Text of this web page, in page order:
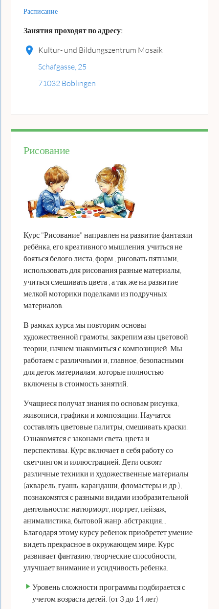
Расписание
Занятия проходят по адресу:
Kultur- und Bildungszentrum Mosaik
Schafgasse, 25
71032 Böblingen
Рисование
Курс "Рисование" направлен на развитие фантазии
ребёнка, его креативного мышления, учиться не
бояться белого листа, форм , рисовать пятнами,
использовать для рисования разные материалы,
учиться смешивать цвета , а так же на развитие
мелкой моторики поделками из подручных
материалов.
В рамках курса мы повторим основы
художественной грамоты, закрепим азы цветовой
теории, начнем знакомиться с композицией. Мы
работаем с различными и, главное, безопасными
для деток материалам, которые полностью
включены в стоимость занятий.
Учащиеся получат знания по основам рисунка,
живописи, графики и композиции. Научатся
составлять цветовые палитры, смешивать краски.
Ознакомятся с законами света, цвета и
перспективы. Курс включает в себя работу со
скетчингом и иллюстрацией. Дети освоят
различные техники и художественные материалы
(акварель, гуашь, карандаши, фломастеры и др.),
познакомятся с разными видами изобразительной
деятельности: натюрморт, портрет, пейзаж,
анималистика, бытовой жанр, абстракция...
Благодаря этому курсу ребенок приобретет умение
видеть прекрасное в окружающем мире. Курс
развивает фантазию, творческие способности,
улучшает внимание и усидчивость ребенка.
Уровень сложности программы подбирается с
учетом возраста детей. (от 3 до 14 лет)